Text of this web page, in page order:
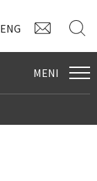
ENG
MENI